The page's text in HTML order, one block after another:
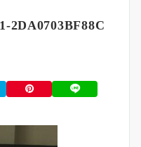
2DA0703BF88C